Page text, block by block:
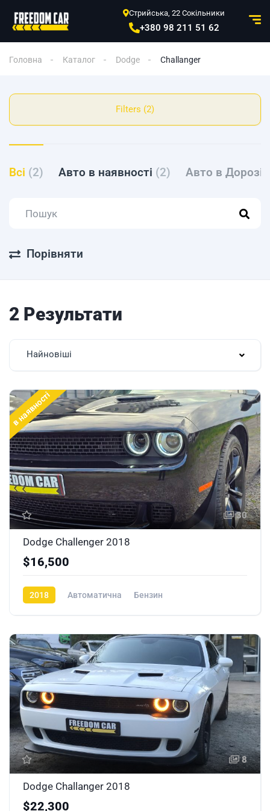
Стрийська, 22 Сокільники
+380 98 211 51 62
Головна Каталог Dodge Challanger
Filters (2)
Всі (2) Авто в наявності (2) Авто в Дорозі
Порівняти
2 Результати
Найновіші
в наявності
30
Dodge Challenger 2018
$16,500
2018 Автоматична Бензин
8
Dodge Challanger 2018
$22,300